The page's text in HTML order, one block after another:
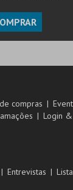
compras
Login
Entrevistas